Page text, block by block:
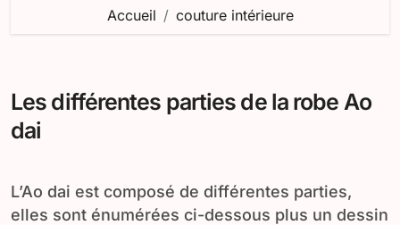
Accueil couture intérieure
Les différentes parties de la robe Ao
dai
L’Ao dai est composé de différentes parties,
elles sont énumérées ci-dessous plus un dessin